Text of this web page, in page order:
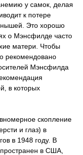
у самок, делая
к потере
Это хорошо
о Мэнсфилде часто
матери. Чтобы
рекомендовано
Мэнсфилда
в которых
скопление
и глаз) в
в 1948 году. В
в США,